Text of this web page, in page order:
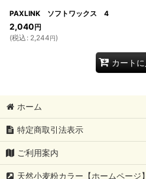
PAXLINK ソフトワックス 4
2,040 円
(税込 : 2,244円)
カート
ホーム
特定商取引法表示
ご利用案内
天然小麦粉カラー【ホームページ】